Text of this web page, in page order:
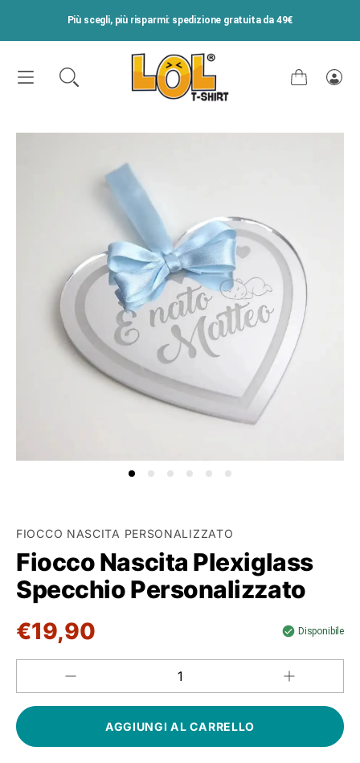
Più scegli, più risparmi: spedizione gratuita da 49€
Carrello
FIOCCO NASCITA PERSONALIZZATO
Fiocco Nascita Plexiglass
Specchio Personalizzato
€19,90 Disponibile
Diminuisci
quantità
per
Nascita
Plexiglass
Aumenta
quantità
Plexiglass